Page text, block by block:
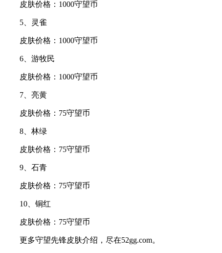
皮肤价格：1000守望币
5、灵雀
皮肤价格：1000守望币
6、游牧民
皮肤价格：1000守望币
7、亮黄
皮肤价格：75守望币
8、林绿
皮肤价格：75守望币
9、石青
皮肤价格：75守望币
10、铜红
皮肤价格：75守望币
更多守望先锋皮肤介绍，尽在52gg.com。